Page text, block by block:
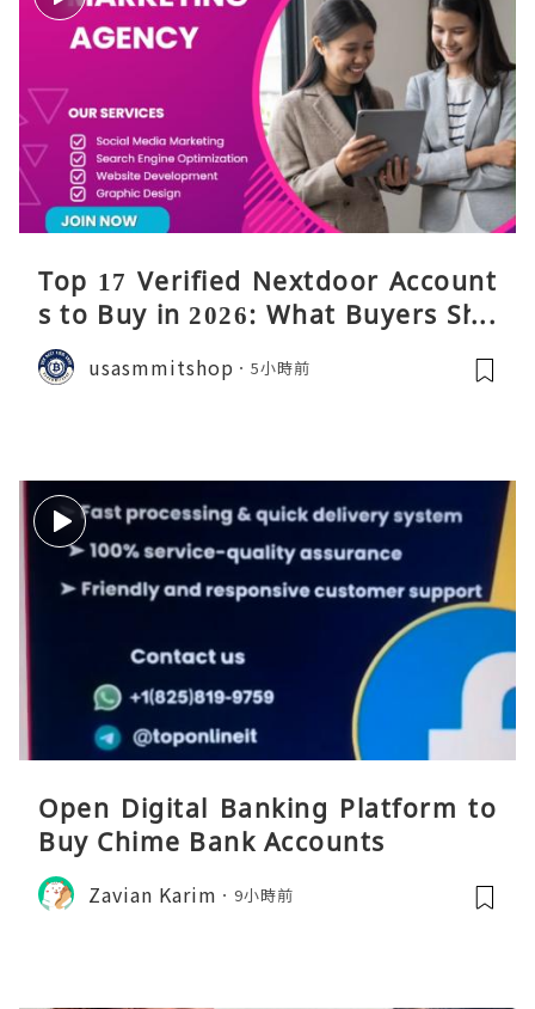
Top 17 Verified Nextdoor Account
s to Buy in 2026: What Buyers Sho
uld Know
usasmmitshop 5小時前
Open Digital Banking Platform to
Buy Chime Bank Accounts
Zavian Karim 9小時前